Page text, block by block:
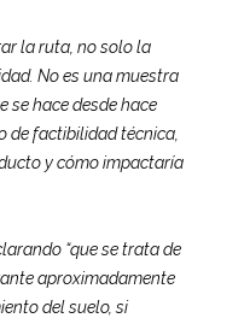
la ruta, no solo la
No es una muestra
se hace desde hace
de factibilidad técnica,
y cómo impactaría
“que se trata de
aproximadamente
del suelo, si